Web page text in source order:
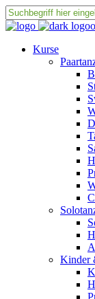
Kurse
Kinder